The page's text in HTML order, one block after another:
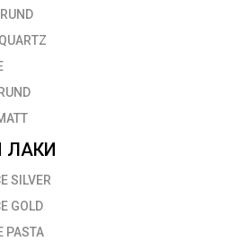
ЛАКИ
SILVER
GOLD
PASTA